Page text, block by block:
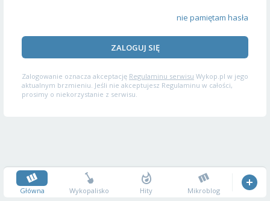
nie pamiętam hasła
ZALOGUJ SIĘ
Zalogowanie oznacza akceptację Regulaminu serwisu Wykop.pl w jego
aktualnym brzmieniu. Jeśli nie akceptujesz Regulaminu w całości,
prosimy o niekorzystanie z serwisu.
Główna Wykopalisko Hity Mikroblog